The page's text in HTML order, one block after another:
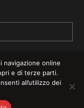
navigazione online
e di terze parti.
all’utilizzo dei